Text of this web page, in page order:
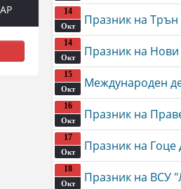
14
Окт Празник на Трън
14
Окт Празник на
15
Окт Международен
16
Окт Празник на
17
Окт Празник на Гоце
18
Окт Празник на ВСУ